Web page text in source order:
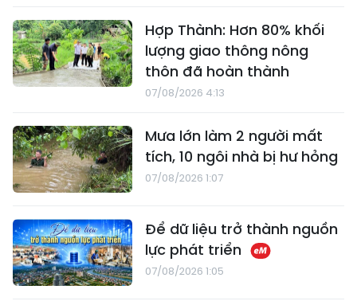
Hợp Thành: Hơn 80% khối
lượng giao thông nông
thôn đã hoàn thành
07/08/2026 4:13
Mưa lớn làm 2 người mất
tích, 10 ngôi nhà bị hư hỏng
07/08/2026 1:07
Để dữ liệu trở thành nguồn
lực phát triển
07/08/2026 1:05